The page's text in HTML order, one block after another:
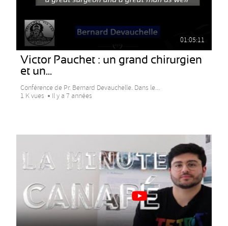
01:05:11
Victor Pauchet : un grand chirurgien
et un...
Conférence de Pr. Bernard Devauchelle. Dans le...
1 K vues
Il y a 7 années